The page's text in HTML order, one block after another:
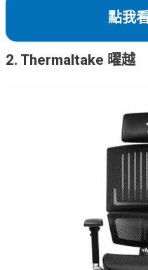
點我
2. Thermaltake 曜越